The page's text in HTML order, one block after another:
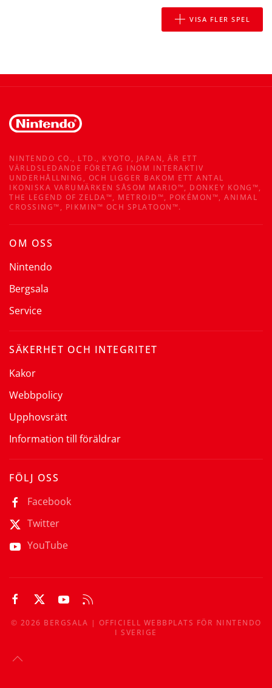
VISA FLER SPEL
NINTENDO CO., LTD., KYOTO, JAPAN, ÄR ETT
VÄRLDSLEDANDE FÖRETAG INOM INTERAKTIV
UNDERHÅLLNING, OCH LIGGER BAKOM ETT ANTAL
IKONISKA VARUMÄRKEN SÅSOM MARIO™, DONKEY KONG™,
THE LEGEND OF ZELDA™, METROID™, POKÉMON™, ANIMAL
CROSSING™, PIKMIN™ OCH SPLATOON™.
OM OSS
Nintendo
Bergsala
Service
SÄKERHET OCH INTEGRITET
Kakor
Webbpolicy
Upphovsrätt
Information till föräldrar
FÖLJ OSS
Facebook
Twitter
YouTube
© 2026 BERGSALA | OFFICIELL WEBBPLATS FÖR NINTENDO
I SVERIGE